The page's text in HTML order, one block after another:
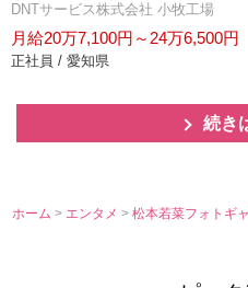
DNTサービス株式会社 小牧工場
月給20万7,100円～24万6,500円
正社員 / 愛知県
続き
ホーム > エンタメ>松本若菜フォトギ